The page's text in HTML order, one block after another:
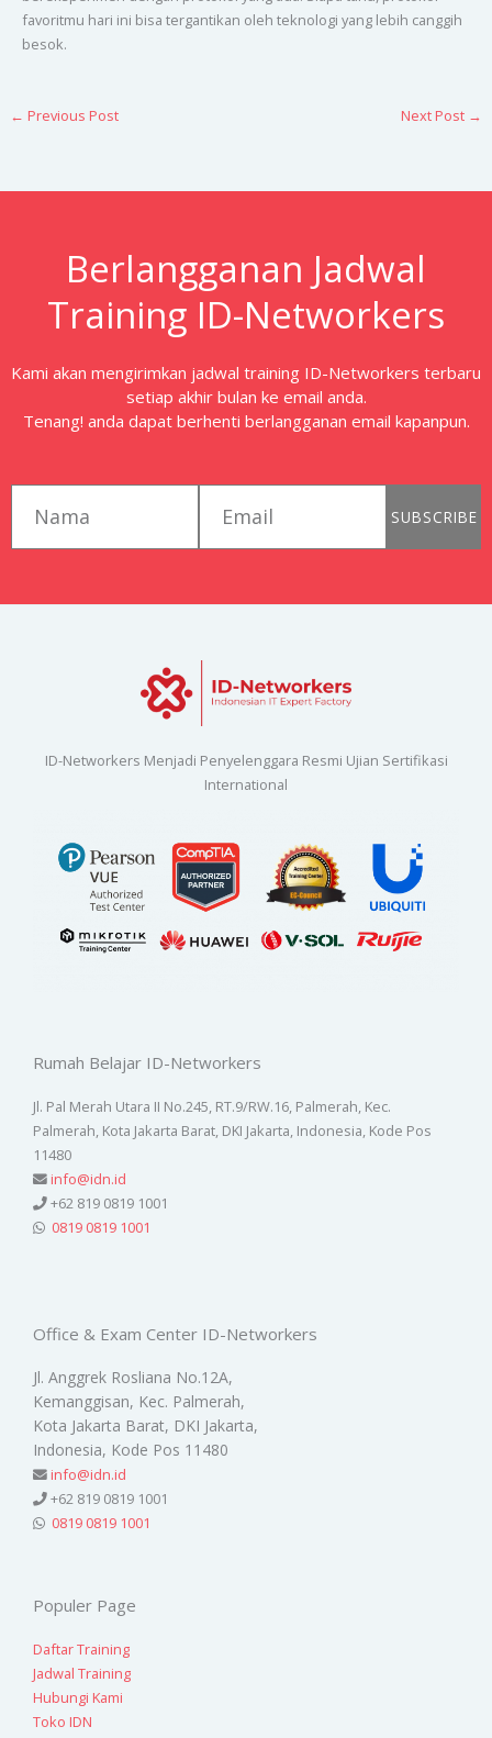
favoritmu hari ini bisa tergantikan oleh teknologi yang lebih canggih
besok.
← Previous Post Next Post →
Berlangganan Jadwal
Training ID-Networkers
Kami akan mengirimkan jadwal training ID-Networkers terbaru
setiap akhir bulan ke email anda.
Tenang! anda dapat berhenti berlangganan email kapanpun.
SUBSCRIBE
ID-Networkers Menjadi Penyelenggara Resmi Ujian Sertifikasi
International
Rumah Belajar ID-Networkers
Jl. Pal Merah Utara II No.245, RT.9/RW.16, Palmerah, Kec.
Palmerah, Kota Jakarta Barat, DKI Jakarta, Indonesia, Kode Pos
11480
info@idn.id
+62 819 0819 1001
0819 0819 1001
Office & Exam Center ID-Networkers
Jl. Anggrek Rosliana No.12A,
Kemanggisan, Kec. Palmerah,
Kota Jakarta Barat, DKI Jakarta,
Indonesia, Kode Pos 11480
info@idn.id
+62 819 0819 1001
0819 0819 1001
Populer Page
Daftar Training
Jadwal Training
Hubungi Kami
Toko IDN